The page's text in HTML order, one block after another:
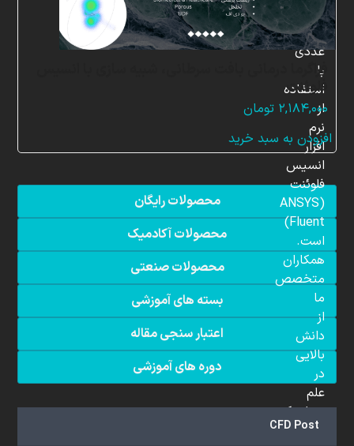
فراگرما درمانی بافت سرطانی، شبیه سازی با انسیس
فلوئنت
۲,۱۸۴,۰۰۰ تومان
افزودن به سبد خرید
محصولات رایگان
محصولات آکادمیک
محصولات صنعتی
بسته های آموزشی
اعتبار سنجی مقاله
دوره های آموزشی
CFD Post
شبیه
سازی
عددی
با
استفاده
از
نرم
افزار
انسیس
فلوئنت
(ANSYS
Fluent)
است.
همکاران
متخصص
ما
از
دانش
بالایی
در
علم
دینامیک
سیالات